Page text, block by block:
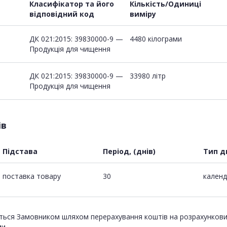
Класифікатор та його
відповідний код
Кількість/Одиниці
виміру
ДК 021:2015: 39830000-9 —
Продукція для чищення
4480 кілограми
ДК 021:2015: 39830000-9 —
Продукція для чищення
33980 літр
Підстава Період, (днів) Тип
поставка товару 30
Замовником шляхом перерахування коштів на